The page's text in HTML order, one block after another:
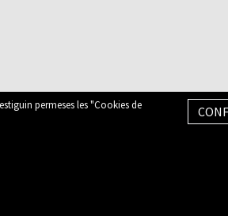
permeses les "Cookies de